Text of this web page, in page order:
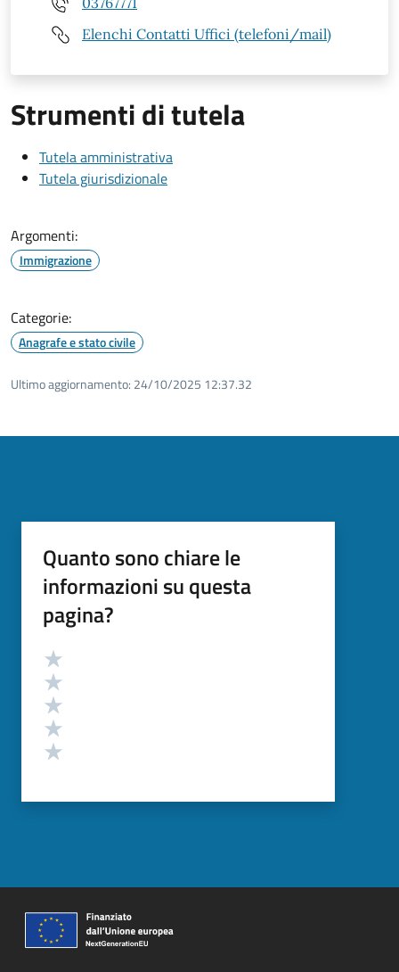
Elenchi Contatti Uffici (telefoni/mail)
Strumenti di tutela
Tutela amministrativa
Tutela giurisdizionale
Argomenti:
Immigrazione
Categorie:
Anagrafe e stato civile
Ultimo aggiornamento: 24/10/2025 12:37.32
Quanto sono chiare le
informazioni su questa
pagina?
Valutazione